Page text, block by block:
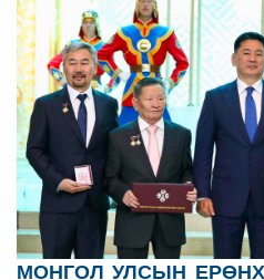
МОНГОЛ УЛСЫН